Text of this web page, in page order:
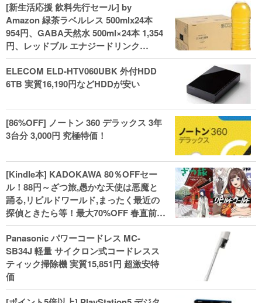
[新生活応援 飲料先行セール] by
Amazon 緑茶ラベルレス 500mlx24本
954円、GABA天然水 500ml×24本 1,354
円、レッドブル エナジードリンク
250mlx24本 3,412円、い･ろ･は･す 2L×8
本 846円など飲料セール
ELECOM ELD-HTV060UBK 外付HDD
6TB 実質16,190円などHDDが安い
[86%OFF] ノートン 360 デラックス 3年
3台分 3,000円 究極特価！
[Kindle本] KADOKAWA 80％OFFセー
ル！88円～ざつ旅,愚かな天使は悪魔と
踊る,リビルドワールド,まったく最近の
探偵ときたら等！最大70%OFF 春直前大
セール開始、実用本・小説などがセー
ル！
Panasonic パワーコードレス MC-
SB34J 軽量 サイクロン式コードレスス
ティック掃除機 実質15,851円 超激安特
価